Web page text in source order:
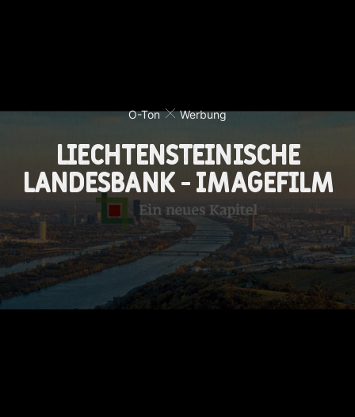
O-Ton Werbung
Liechtensteinische
Landesbank - Imagefilm